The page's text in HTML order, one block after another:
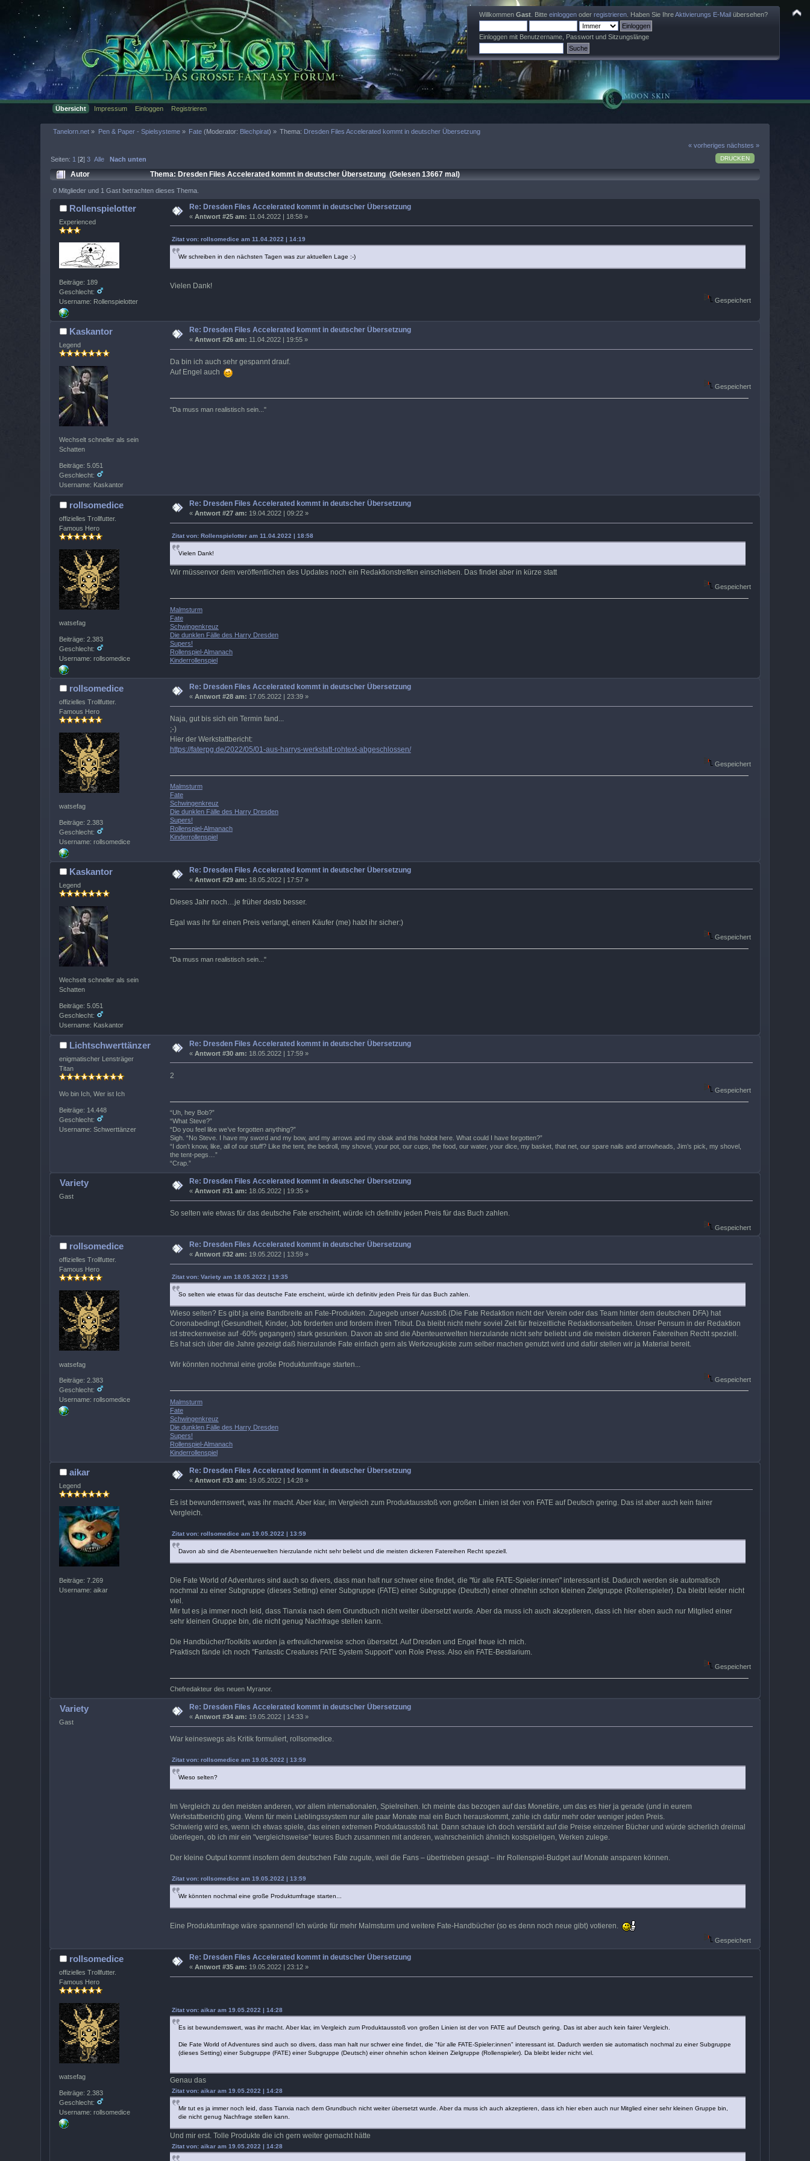
Willkommen Gast . Bitte einloggen oder registrieren . Haben Sie IhreAktivierungs E-Mail übersehen?
Einloggen mit Benutzername, Passwort und Sitzungslänge
Übersicht Impressum Einloggen Registrieren
Tanelorn.net » Pen & Paper - Spielsysteme» Fate (Moderator: Blechpirat) » Thema: Dresden Files Accelerated kommt in deutscher Übersetzung
« vorheriges nächstes »
DRUCKEN
Seiten: 1 [2]3 Alle Nach unten
Autor Thema: Dresden Files Accelerated kommt in deutscher Übersetzung (Gelesen 13667 mal)
0 Mitglieder und 1 Gast betrachten dieses Thema.
Rollenspielotter
Experienced
Beiträge: 189
Geschlecht:
Username: Rollenspielotter
Re: Dresden Files Accelerated kommt in deutscher Übersetzung
«Antwort #25 am: 11.04.2022 | 18:58 »
Zitat von: rollsomedice am 11.04.2022 | 14:19
Wir schreiben in den nächsten Tagen was zur aktuellen Lage :-)
Vielen Dank!
Gespeichert
Kaskantor
Legend
Wechselt schneller als sein
Schatten
Beiträge: 5.051
Geschlecht:
Username: Kaskantor
Re: Dresden Files Accelerated kommt in deutscher Übersetzung
«Antwort #26 am: 11.04.2022 | 19:55 »
Da bin ich auch sehr gespannt drauf.
Auf Engel auch
Gespeichert
"Da muss man realistisch sein..."
rollsomedice
offizielles Trollfutter.
Famous Hero
watsefag
Beiträge: 2.383
Geschlecht:
Username: rollsomedice
Re: Dresden Files Accelerated kommt in deutscher Übersetzung
«Antwort #27 am: 19.04.2022 | 09:22 »
Zitat von: Rollenspielotter am 11.04.2022 | 18:58
Vielen Dank!
Wir müssenvor dem veröffentlichen des Updates noch ein Redaktionstreffen einschieben. Das findet aber in kürze statt
Gespeichert
Malmsturm
Fate
Schwingenkreuz
Die dunklen Fälle des Harry Dresden
Supers!
Rollenspiel-Almanach
Kinderrollenspiel
rollsomedice
offizielles Trollfutter.
Famous Hero
watsefag
Beiträge: 2.383
Geschlecht:
Username: rollsomedice
Re: Dresden Files Accelerated kommt in deutscher Übersetzung
«Antwort #28 am: 17.05.2022 | 23:39 »
Naja, gut bis sich ein Termin fand...
;-)
Hier der Werkstattbericht:
https://faterpg.de/2022/05/01-aus-harrys-werkstatt-rohtext-abgeschlossen/
Gespeichert
Malmsturm
Fate
Schwingenkreuz
Die dunklen Fälle des Harry Dresden
Supers!
Rollenspiel-Almanach
Kinderrollenspiel
Kaskantor
Legend
Wechselt schneller als sein
Schatten
Beiträge: 5.051
Geschlecht:
Username: Kaskantor
Re: Dresden Files Accelerated kommt in deutscher Übersetzung
«Antwort #29 am: 18.05.2022 | 17:57 »
Dieses Jahr noch…je früher desto besser.
Egal was ihr für einen Preis verlangt, einen Käufer (me) habt ihr sicher:)
Gespeichert
"Da muss man realistisch sein..."
Lichtschwerttänzer
enigmatischer Lensträger
Titan
Wo bin Ich, Wer ist Ich
Beiträge: 14.448
Geschlecht:
Username: Schwerttänzer
Re: Dresden Files Accelerated kommt in deutscher Übersetzung
«Antwort #30 am: 18.05.2022 | 17:59 »
2
Gespeichert
“Uh, hey Bob?”
“What Steve?”
“Do you feel like we’ve forgotten anything?”
Sigh. “No Steve. I have my sword and my bow, and my arrows and my cloak and this hobbit here. What could I have forgotten?”
“I don’t know, like, all of our stuff? Like the tent, the bedroll, my shovel, your pot, our cups, the food, our water, your dice, my basket, that net, our spare nails and arrowheads, Jim’s pick, my shovel,
the tent-pegs…”
“Crap.”
Variety
Gast
Re: Dresden Files Accelerated kommt in deutscher Übersetzung
«Antwort #31 am: 18.05.2022 | 19:35 »
So selten wie etwas für das deutsche Fate erscheint, würde ich definitiv jeden Preis für das Buch zahlen.
Gespeichert
rollsomedice
offizielles Trollfutter.
Famous Hero
watsefag
Beiträge: 2.383
Geschlecht:
Username: rollsomedice
Re: Dresden Files Accelerated kommt in deutscher Übersetzung
«Antwort #32 am: 19.05.2022 | 13:59 »
Zitat von: Variety am 18.05.2022 | 19:35
So selten wie etwas für das deutsche Fate erscheint, würde ich definitiv jeden Preis für das Buch zahlen.
Wieso selten? Es gibt ja eine Bandbreite an Fate-Produkten. Zugegeb unser Ausstoß (Die Fate Redaktion nicht der Verein oder das Team hinter dem deutschen DFA) hat
Coronabedingt (Gesundheit, Kinder, Job forderten und fordern ihren Tribut. Da bleibt nicht mehr soviel Zeit für freizeitliche Redaktionsarbeiten. Unser Pensum in der Redaktion
ist streckenweise auf -60% gegangen) stark gesunken. Davon ab sind die Abenteuerwelten hierzulande nicht sehr beliebt und die meisten dickeren Fatereihen Recht speziell.
Es hat sich über die Jahre gezeigt daß hierzulande Fate einfach gern als Werkzeugkiste zum selber machen genutzt wird und dafür stellen wir ja Material bereit.
Wir könnten nochmal eine große Produktumfrage starten...
Gespeichert
Malmsturm
Fate
Schwingenkreuz
Die dunklen Fälle des Harry Dresden
Supers!
Rollenspiel-Almanach
Kinderrollenspiel
aikar
Legend
Beiträge: 7.269
Username: aikar
Re: Dresden Files Accelerated kommt in deutscher Übersetzung
«Antwort #33 am: 19.05.2022 | 14:28 »
Es ist bewundernswert, was ihr macht. Aber klar, im Vergleich zum Produktausstoß von großen Linien ist der von FATE auf Deutsch gering. Das ist aber auch kein fairer
Vergleich.
Zitat von: rollsomedice am 19.05.2022 | 13:59
Davon ab sind die Abenteuerwelten hierzulande nicht sehr beliebt und die meisten dickeren Fatereihen Recht speziell.
Die Fate World of Adventures sind auch so divers, dass man halt nur schwer eine findet, die "für alle FATE-Spieler:innen" interessant ist. Dadurch werden sie automatisch
nochmal zu einer Subgruppe (dieses Setting) einer Subgruppe (FATE) einer Subgruppe (Deutsch) einer ohnehin schon kleinen Zielgruppe (Rollenspieler). Da bleibt leider nicht
viel.
Mir tut es ja immer noch leid, dass Tianxia nach dem Grundbuch nicht weiter übersetzt wurde. Aber da muss ich auch akzeptieren, dass ich hier eben auch nur Mitglied einer
sehr kleinen Gruppe bin, die nicht genug Nachfrage stellen kann.
Die Handbücher/Toolkits wurden ja erfreulicherweise schon übersetzt. Auf Dresden und Engel freue ich mich.
Praktisch fände ich noch "Fantastic Creatures FATE System Support" von Role Press. Also ein FATE-Bestiarium.
Gespeichert
Chefredakteur des neuen Myranor.
Variety
Gast
Re: Dresden Files Accelerated kommt in deutscher Übersetzung
«Antwort #34 am: 19.05.2022 | 14:33 »
War keineswegs als Kritik formuliert, rollsomedice.
Zitat von: rollsomedice am 19.05.2022 | 13:59
Wieso selten?
Im Vergleich zu den meisten anderen, vor allem internationalen, Spielreihen. Ich meinte das bezogen auf das Monetäre, um das es hier ja gerade (und in eurem
Werkstattbericht) ging. Wenn für mein Lieblingssystem nur alle paar Monate mal ein Buch herauskommt, zahle ich dafür mehr oder weniger jeden Preis.
Schwierig wird es, wenn ich etwas spiele, das einen extremen Produktausstoß hat. Dann schaue ich doch verstärkt auf die Preise einzelner Bücher und würde sicherlich dreimal
überlegen, ob ich mir ein "vergleichsweise" teures Buch zusammen mit anderen, wahrscheinlich ähnlich kostspieligen, Werken zulege.
Der kleine Output kommt insofern dem deutschen Fate zugute, weil die Fans – übertrieben gesagt – ihr Rollenspiel-Budget auf Monate ansparen können.
Zitat von: rollsomedice am 19.05.2022 | 13:59
Wir könnten nochmal eine große Produktumfrage starten...
Eine Produktumfrage wäre spannend! Ich würde für mehr Malmsturm und weitere Fate-Handbücher (so es denn noch neue gibt) votieren.
Gespeichert
rollsomedice
offizielles Trollfutter.
Famous Hero
watsefag
Beiträge: 2.383
Geschlecht:
Username: rollsomedice
Re: Dresden Files Accelerated kommt in deutscher Übersetzung
«Antwort #35 am: 19.05.2022 | 23:12 »
Zitat von: aikar am 19.05.2022 | 14:28
Es ist bewundernswert, was ihr macht. Aber klar, im Vergleich zum Produktausstoß von großen Linien ist der von FATE auf Deutsch gering. Das ist aber auch kein fairer Vergleich.
Die Fate World of Adventures sind auch so divers, dass man halt nur schwer eine findet, die "für alle FATE-Spieler:innen" interessant ist. Dadurch werden sie automatisch nochmal zu einer Subgruppe
(dieses Setting) einer Subgruppe (FATE) einer Subgruppe (Deutsch) einer ohnehin schon kleinen Zielgruppe (Rollenspieler). Da bleibt leider nicht viel.
Genau das
Zitat von: aikar am 19.05.2022 | 14:28
Mir tut es ja immer noch leid, dass Tianxia nach dem Grundbuch nicht weiter übersetzt wurde. Aber da muss ich auch akzeptieren, dass ich hier eben auch nur Mitglied einer sehr kleinen Gruppe bin,
die nicht genug Nachfrage stellen kann.
Und mir erst. Tolle Produkte die ich gern weiter gemacht hätte
Zitat von: aikar am 19.05.2022 | 14:28